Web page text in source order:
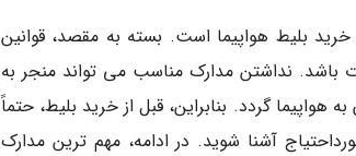
خرید بلیط هواپیما است. بسته به مقصد، قوانین
نداشتن مدارک مناسب می تواند منجر به
گردد. بنابراین، قبل از خرید بلیط، حتماً
آشنا شوید. در ادامه، مهم ترین مدارک